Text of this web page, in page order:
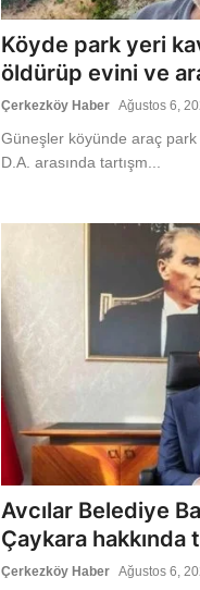
Köyde park yeri
öldürüp evini ve
Çerkezköy Haber Ağustos 6,
Güneşler köyünde araç
D.A. arasında tartışm...
Avcılar Belediye
Çaykara hakkında
Çerkezköy Haber Ağustos 6,